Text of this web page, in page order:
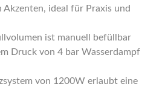
Akzenten, ideal für Praxis und
ist manuell befüllbar
Druck von 4 bar Wasserdampf
von 1200W erlaubt eine